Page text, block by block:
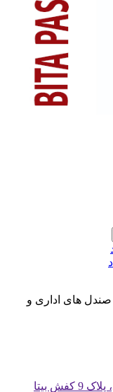
صندل های اداری و
تهران، باغ سپهسالار، بن بست یاسری، پلاک 9 کفش بیتا